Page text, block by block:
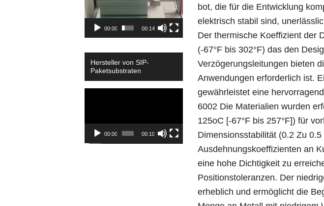
bot, die für die Entwicklung
elektrisch stabil sind,
Der thermische Koeffizient der
(-67°F bis 302°F) das den
Verzögerungsleitungen bieten
Anwendungen erforderlich ist.
gewährleistet eine
6002 Die Materialien wurden
125oC [-67°F bis 257°F]) für
Dimensionsstabilität (0.2 Zu
Ausdehnungskoeffizienten an
eine hohe Dichtigkeit zu
Positionstoleranzen. Der
erheblich und ermöglicht die
00:00 00:14
Hersteller von SIP-
Paketsubstraten
00:00 00:10